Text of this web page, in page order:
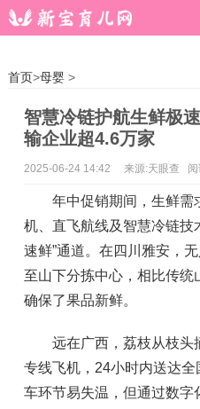
首页>母婴>
智慧冷链护航生鲜极
输企业超4.6万家
2025-06-24 14:42 来源:天眼查
年中促销期间，生鲜需
机、直飞航线及智慧冷链技
速鲜”通道。在四川雅安，
至山下分拣中心，相比传统
确保了果品新鲜。
远在广西，荔枝从枝头
专线飞机，24小时内送达
车环节易失温，但通过数字